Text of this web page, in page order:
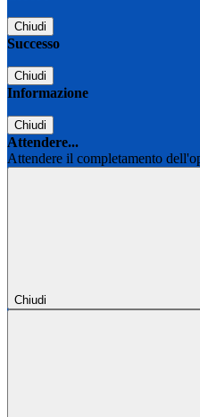
Chiudi
Successo
Chiudi
Informazione
Chiudi
Attendere...
Attendere il completamento
Chiudi